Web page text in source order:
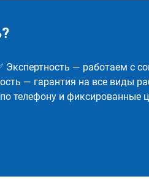
Экспертность — работаем с
— гарантия на все виды
телефону и фиксированные